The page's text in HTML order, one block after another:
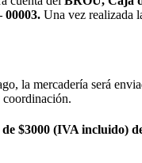
00003. Una vez realizada
la mercadería será
coordinación.
$3000 (IVA incluido)